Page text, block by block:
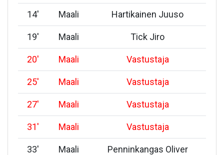
14' Maali Hartikainen Juuso
19' Maali Tick Jiro
20' Maali Vastustaja
25' Maali Vastustaja
27' Maali Vastustaja
31' Maali Vastustaja
33' Maali Penninkangas Oliver